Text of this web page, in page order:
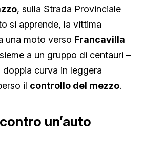
, sulla Strada Provinciale
si apprende, la vittima
una moto verso Francavilla
a un gruppo di centauri –
curva in leggera
il controllo del mezzo.
un’auto